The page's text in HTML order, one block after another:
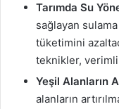
Tarımda Su
sağlayan
tüketimini
teknikler,
Yeşil Alanların
alanların